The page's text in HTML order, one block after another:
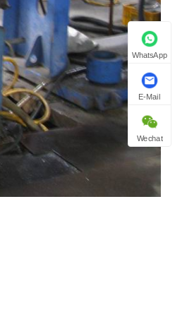
WhatsApp
E-Mail
Wechat